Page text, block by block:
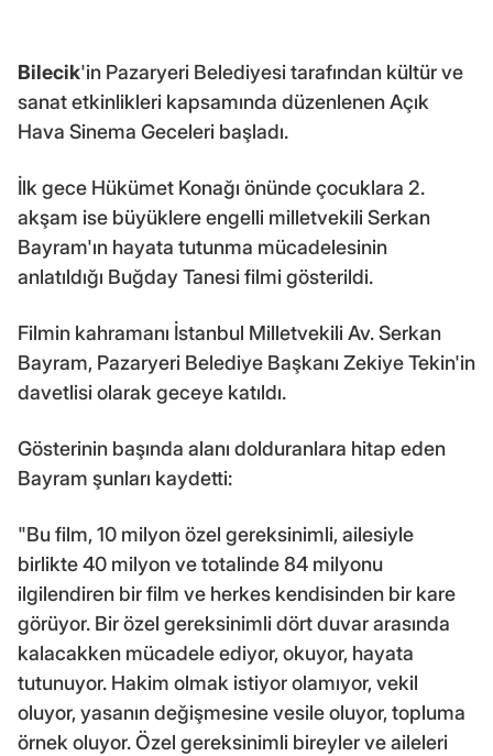
Bilecik'in Pazaryeri Belediyesi tarafından kültür ve
sanat etkinlikleri kapsamında düzenlenen Açık
Hava Sinema Geceleri başladı.
İlk gece Hükümet Konağı önünde çocuklara 2.
akşam ise büyüklere engelli milletvekili Serkan
Bayram'ın hayata tutunma mücadelesinin
anlatıldığı Buğday Tanesi filmi gösterildi.
Filmin kahramanı İstanbul Milletvekili Av. Serkan
Bayram, Pazaryeri Belediye Başkanı Zekiye Tekin'in
davetlisi olarak geceye katıldı.
Gösterinin başında alanı dolduranlara hitap eden
Bayram şunları kaydetti:
"Bu film, 10 milyon özel gereksinimli, ailesiyle
birlikte 40 milyon ve totalinde 84 milyonu
ilgilendiren bir film ve herkes kendisinden bir kare
görüyor. Bir özel gereksinimli dört duvar arasında
kalacakken mücadele ediyor, okuyor, hayata
tutunuyor. Hakim olmak istiyor olamıyor, vekil
oluyor, yasanın değişmesine vesile oluyor, topluma
örnek oluyor. Özel gereksinimli bireyler ve aileleri